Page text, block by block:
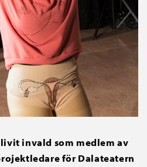
invald som medlem av
för Dalateatern